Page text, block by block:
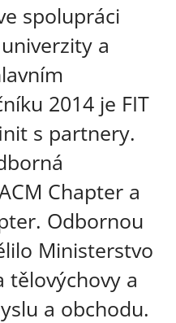
spolupráci
a
2014 je FIT
s partnery.
Chapter a
Odbornou
Ministerstvo
tělovýchovy a
a obchodu.